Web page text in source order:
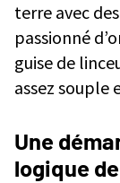
terre avec
passionné
guise de
assez souple
Une
logique